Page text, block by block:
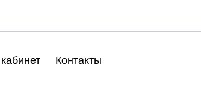
Контакты